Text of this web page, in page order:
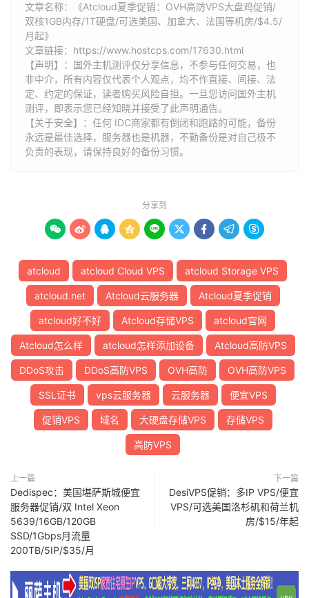
文章名称：《Atcloud夏季促销：OVH高防VPS大盘鸡促销/
双核1GB内存/1T硬盘/可选美国、加拿大、法国等机房/$4.5/
月起》
文章链接： https://www.hostcps.com/17630.html
【声明】：国外主机测评仅分享信息，不参与任何交易，也
非中介，所有内容仅代表个人观点，均不作直接、间接、法
定、约定的保证，读者购买风险自担。一旦您访问国外主机
测评，即表示您已经知晓并接受了此声明通告。
【关于安全】：任何 IDC商家都有倒闭和跑路的可能，备份
永远是最佳选择，服务器也是机器，不勤备份是对自己极不
负责的表现，请保持良好的备份习惯。
分享到
        
atcloud atcloud Cloud VPS atcloud Storage VPS
atcloud.net Atcloud云服务器 Atcloud夏季促销
atcloud好不好 Atcloud存储VPS atcloud官网
Atcloud怎么样 atcloud怎样添加设备 Atcloud高防VPS
DDoS攻击 DDoS高防VPS OVH高防 OVH高防VPS
SSL证书 vps云服务器 云服务器 便宜VPS
促销VPS 域名 大硬盘存储VPS 存储VPS
高防VPS
上一篇
Dedispec：美国堪萨斯城便宜
服务器促销/双 Intel Xeon
5639/16GB/120GB
SSD/1Gbps月流量
200TB/5IP/$35/月
下一篇
DesiVPS促销：多IP VPS/便宜
VPS/可选美国洛杉矶和荷兰机
房/$15/年起